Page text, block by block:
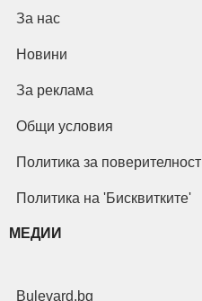
За нас
Новини
За реклама
Общи условия
Политика за поверителност
Политика на 'Бисквитките'
МЕДИИ
Bulevard.bg